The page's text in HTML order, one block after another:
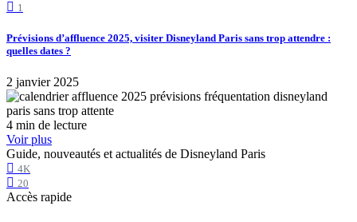
1
Prévisions d’affluence 2025, visiter Disneyland Paris sans trop attendre :
quelles dates ?
2 janvier 2025
4 min de lecture
Voir plus
Guide, nouveautés et actualités de Disneyland Paris
4K
20
Accès rapide